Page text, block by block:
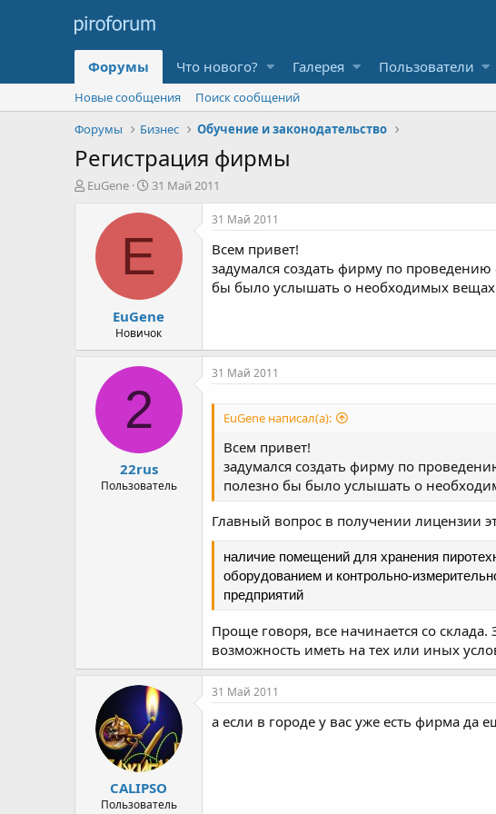
Форумы Что нового? Галерея Пользователи
Новые сообщения
Поиск сообщений
Форумы
Бизнес Обучение и законодательство
Регистрация фирмы
А
EuGene
Д
т
н
а
а
л
а
31 Май 2011
E
EuGene
Новичок
31 Май 2011
Всем привет!
задумался создать фирму по
бы было услышать о необходимых вещах
2
22rus
Пользователь
31 Май 2011
EuGene написал(а):
Всем привет!
задумался создать фирму по
полезно бы было услышать о
Главный вопрос в получении лицензии
наличие помещений для хранения
оборудованием и контрольно-
предприятий
Проще говоря, все начинается со
возможность иметь на тех или иных
CALIPSO
Пользователь
31 Май 2011
а если в городе у вас уже есть фирма да